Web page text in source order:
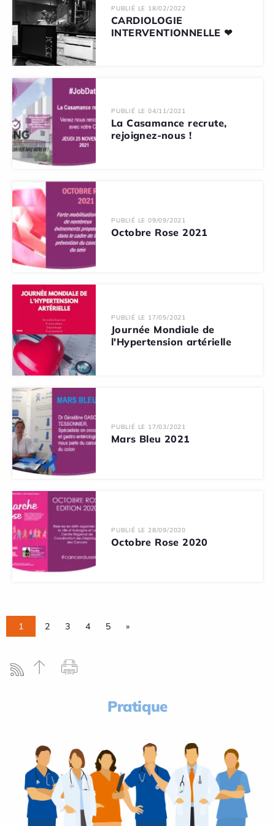
PUBLIÉ LE 18/02/2022
CARDIOLOGIE
INTERVENTIONNELLE ❤
PUBLIÉ LE 04/11/2021
La Casamance recrute,
rejoignez-nous !
PUBLIÉ LE 09/09/2021
Octobre Rose 2021
PUBLIÉ LE 17/05/2021
Journée Mondiale de
l'Hypertension artérielle
PUBLIÉ LE 17/03/2021
Mars Bleu 2021
PUBLIÉ LE 28/09/2020
Octobre Rose 2020
1 2 3 4 5 »
Pratique